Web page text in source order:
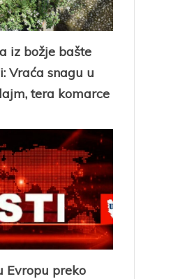
iz božje bašte
Vraća snagu u
tera komarce
Evropu preko